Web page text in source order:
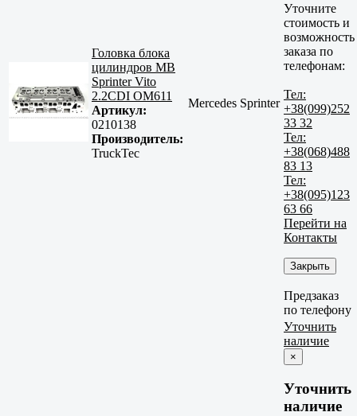
Головка блока
цилиндров MB
Sprinter Vito
2.2CDI OM611
Артикул:
0210138
Производитель:
TruckTec
Mercedes Sprinter
Уточните
стоимость и
возможность
заказа по
телефонам:
Тел:
+38(099)252
33 32
Тел:
+38(068)488
83 13
Тел:
+38(095)123
63 66
Перейти на
Контакты
Закрыть
Предзаказ
по телефону
Уточнить
наличие
×
Уточнить
наличие